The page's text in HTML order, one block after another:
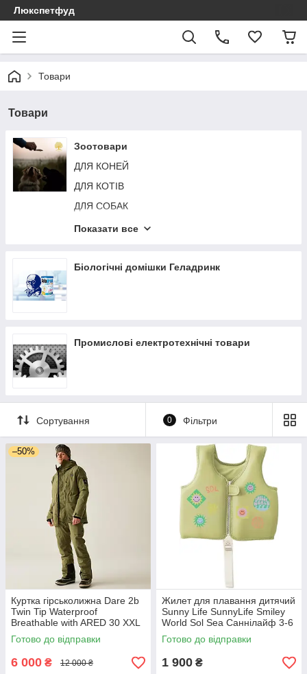
Люкспетфуд
Товари
Товари
Зоотовари
ДЛЯ КОНЕЙ
ДЛЯ КОТІВ
ДЛЯ СОБАК
ДЛЯ ГРИЗУНІВ
Показати все
Біологічні домішки Геладринк
Промислові електротехнічні товари
Сортування 0 Фільтри
–50%
Куртка гірськолижна Dare 2b
Twin Tip Waterproof
Breathable with ARED 30 XXL
Чоловіча водонепроникна
дихаюча з ARED 30
Готово до відправки
6 000 ₴ 12 000 ₴
Жилет для плавання дитячий
Sunny Life SunnyLife Smiley
World Sol Sea Саннілайф 3-6
років
Готово до відправки
1 900 ₴